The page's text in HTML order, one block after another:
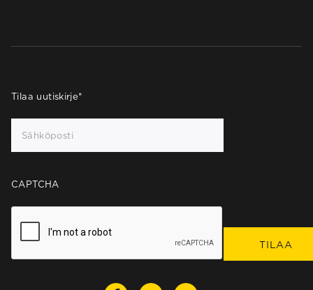
Tilaa uutiskirje*
CAPTCHA